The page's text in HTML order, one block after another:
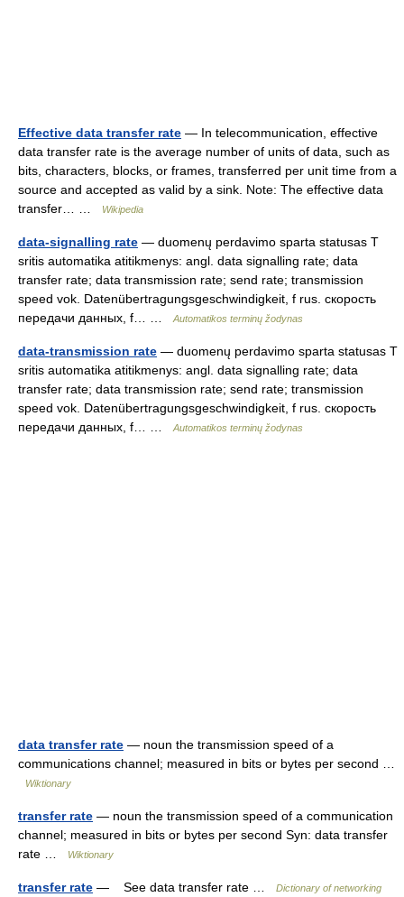
Effective data transfer rate — In telecommunication, effective
data transfer rate is the average number of units of data, such as
bits, characters, blocks, or frames, transferred per unit time from a
source and accepted as valid by a sink. Note: The effective data
transfer… …
Wikipedia
data-signalling rate — duomenų perdavimo sparta statusas T
sritis automatika atitikmenys: angl. data signalling rate; data
transfer rate; data transmission rate; send rate; transmission
speed vok. Datenübertragungsgeschwindigkeit, f rus. скорость
передачи данных, f… …
Automatikos terminų žodynas
data-transmission rate — duomenų perdavimo sparta statusas T
sritis automatika atitikmenys: angl. data signalling rate; data
transfer rate; data transmission rate; send rate; transmission
speed vok. Datenübertragungsgeschwindigkeit, f rus. скорость
передачи данных, f… …
Automatikos terminų žodynas
data transfer rate — noun the transmission speed of a
communications channel; measured in bits or bytes per second …
Wiktionary
transfer rate — noun the transmission speed of a communication
channel; measured in bits or bytes per second Syn: data transfer
rate …
Wiktionary
transfer rate — See data transfer rate … Dictionary of networking